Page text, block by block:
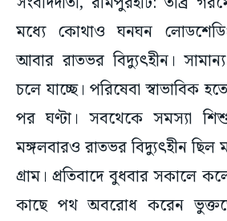
মধ্যে কোথাও ঘনঘন
আবার রাতভর বিদ্যুৎহীন।
চলে যাচ্ছে। পরিষেবা স্বাভাবিক
পর ঘণ্টা। সবথেকে সমস্যা
মঙ্গলবারও রাতভর বিদ্যুৎহীন ছিল
গ্রাম। প্রতিবাদে বুধবার সকালে
কাছে পথ অবরোধ করেন